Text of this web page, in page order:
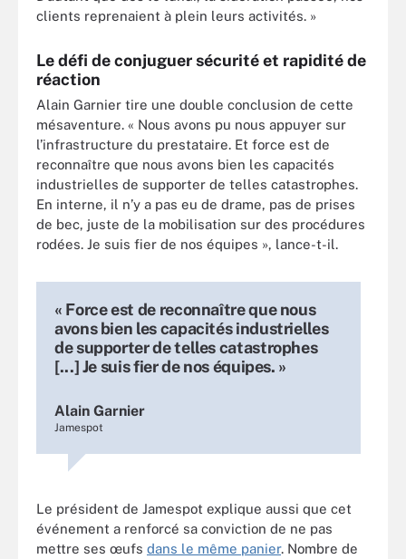
clients reprenaient à plein leurs activités. »
Le défi de conjuguer sécurité et rapidité de
réaction
Alain Garnier tire une double conclusion de cette
mésaventure. « Nous avons pu nous appuyer sur
l’infrastructure du prestataire. Et force est de
reconnaître que nous avons bien les capacités
industrielles de supporter de telles catastrophes.
En interne, il n’y a pas eu de drame, pas de prises
de bec, juste de la mobilisation sur des procédures
rodées. Je suis fier de nos équipes », lance-t-il.
« Force est de reconnaître que nous
avons bien les capacités industrielles
de supporter de telles catastrophes
[...] Je suis fier de nos équipes. »
Alain Garnier
Jamespot
Le président de Jamespot explique aussi que cet
événement a renforcé sa conviction de ne pas
mettre ses œufs dans le même panier. Nombre de